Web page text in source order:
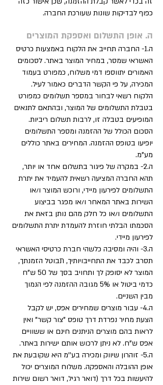
כפוף לבדיקות שונות שעורכת החברה.
ה. אופן התשלום ואספקת המוצרים
ה.1- החברה תחייב את הלקוח באמצעות כרטיס
האשראי שמסר, במחיר המוצר באתר. לסכומים
האמורים יתווספו דמי משלוח, כמפורט בעמוד
המכירה, על פי הקשר הדברים כאמור לעיל.
הלקוח רשאי לבחור במספר תשלומים כמפורט
בטבלת התשלומים של המוצר, ובהתאם לתנאים
המופיעים בטבלה זו, לרבות תשלום ריביות.
הסכום הכולל של ההזמנה ומספר התשלומים
יופיעו בטופס ההזמנה. המחירים באתר כוללים
מע"מ.
ה.2- במקרה של פיגור בתשלום אחד או יותר,
תהא החברה המציעה רשאית להעמיד את יתרת
התשלומים לפירעון מיידי, ורוכש המוצר ו/או
השירות באתר המאחר ו/או מפגר בביצוע
התשלומים ו/או כל חלק מהם נותן בזאת את
הסכמתו הבלתי חוזרת להעמדת יתרת התשלומים
לפירעון מיידי.
ה.3- והיה ומסיבה כלשהי חברת כרטיסי האשראי
תסרב לכבד את התחייבויותיך, תבוטל הזמנתך,
המוצר לא יסופק לך ותחויב בסך של 50 ש"ח
כדמי ביטול או 5% מגובה ההזמנה לפי הנמוך
מבין השניים.
ה.4- עבור מוצרים שמחירים אפס, יש לקבל
הצעת מחיר נפרדת דרך טופס "צור קשר" ואין
לראות בהם מוצרים הניתנים חינם או ששוויים
אפס ש"ח. לא ניתן לרכוש אותם ישירות באתר.
ה.5- זוהרון שיווק ומכירה בע''מ היא שקובעת את
אופן ההובלה והאספקה. משלוח המוצרים יכול
להיעשות בכל דרך (דואר רגיל, דואר רשום שירות